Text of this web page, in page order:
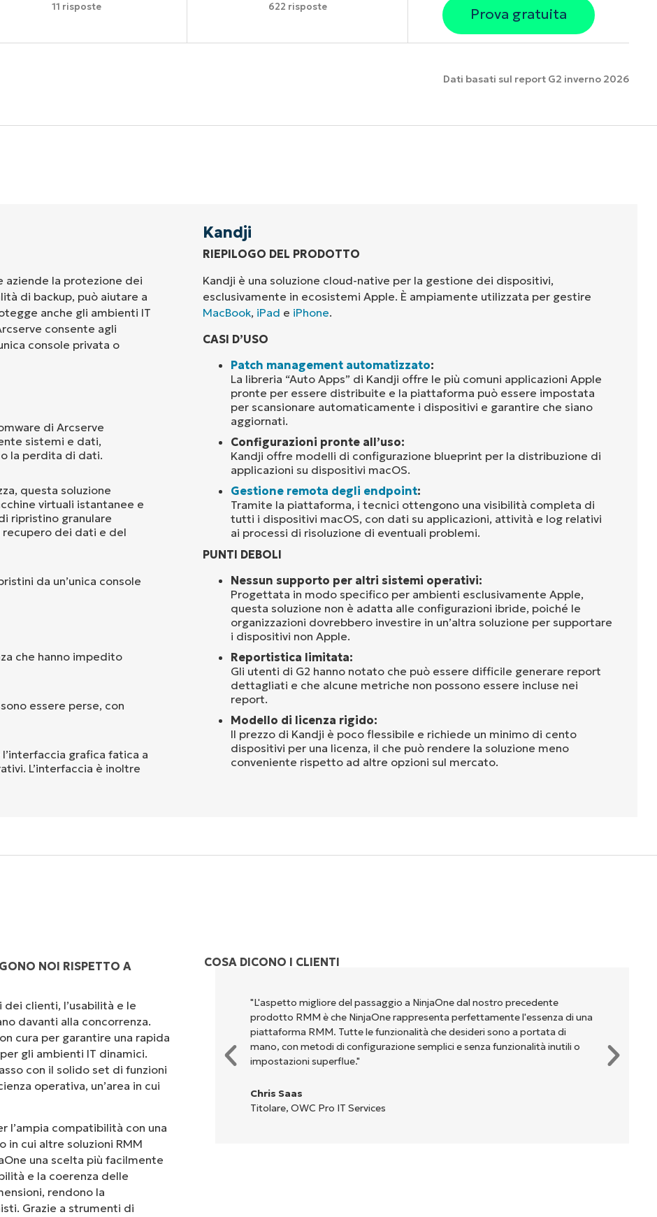
11 risposte 622 risposte Prova gratuita
Dati basati sul report G2 inverno 2026
aziende la protezione dei
di backup, può aiutare a
anche gli ambienti IT
consente agli
console privata o
di Arcserve
sistemi e dati,
la perdita di dati.
questa soluzione
virtuali istantanee e
ripristino granulare
dei dati e del
da un’unica console
che hanno impedito
essere perse, con
grafica fatica a
L’interfaccia è inoltre
Kandji
RIEPILOGO DEL PRODOTTO
Kandji è una soluzione cloud-native per la gestione dei dispositivi,
esclusivamente in ecosistemi Apple. È ampiamente utilizzata per gestire
MacBook, iPad e iPhone.
CASI D’USO
Patch management automatizzato:
La libreria “Auto Apps” di Kandji offre le più comuni applicazioni Apple
pronte per essere distribuite e la piattaforma può essere impostata
per scansionare automaticamente i dispositivi e garantire che siano
aggiornati.
Configurazioni pronte all’uso:
Kandji offre modelli di configurazione blueprint per la distribuzione di
applicazioni su dispositivi macOS.
Gestione remota degli endpoint:
Tramite la piattaforma, i tecnici ottengono una visibilità completa di
tutti i dispositivi macOS, con dati su applicazioni, attività e log relativi
ai processi di risoluzione di eventuali problemi.
PUNTI DEBOLI
Nessun supporto per altri sistemi operativi:
Progettata in modo specifico per ambienti esclusivamente Apple,
questa soluzione non è adatta alle configurazioni ibride, poiché le
organizzazioni dovrebbero investire in un’altra soluzione per supportare
i dispositivi non Apple.
Reportistica limitata:
Gli utenti di G2 hanno notato che può essere difficile generare report
dettagliati e che alcune metriche non possono essere incluse nei
report.
Modello di licenza rigido:
Il prezzo di Kandji è poco flessibile e richiede un minimo di cento
dispositivi per una licenza, il che può rendere la soluzione meno
conveniente rispetto ad altre opzioni sul mercato.
NOI RISPETTO A
clienti, l’usabilità e le
davanti alla concorrenza.
cura per garantire una rapida
gli ambienti IT dinamici.
con il solido set di funzioni
operativa, un’area in cui
l’ampia compatibilità con una
cui altre soluzioni RMM
una scelta più facilmente
e la coerenza delle
rendono la
Grazie a strumenti di
COSA DICONO I CLIENTI
"L'aspetto migliore del passaggio a NinjaOne dal nostro precedente
prodotto RMM è che NinjaOne rappresenta perfettamente l'essenza di una
piattaforma RMM. Tutte le funzionalità che desideri sono a portata di
mano, con metodi di configurazione semplici e senza funzionalità inutili o
impostazioni superflue."
Chris Saas
Titolare, OWC Pro IT Services
Company